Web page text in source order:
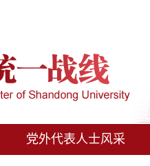
党外代表人士风采